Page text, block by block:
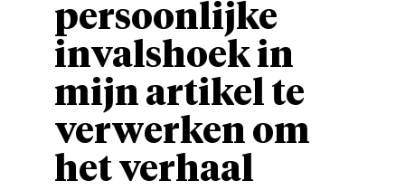
persoonlijke
invalshoek in
mijn artikel te
verwerken om
het verhaal